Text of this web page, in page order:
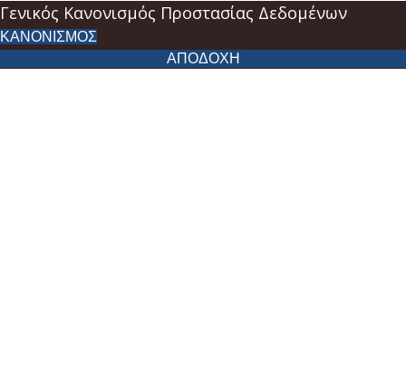
Γενικός Κανονισμός Προστασίας Δεδομένων
ΚΑΝΟΝΙΣΜΟΣ
ΑΠΟΔΟΧΗ